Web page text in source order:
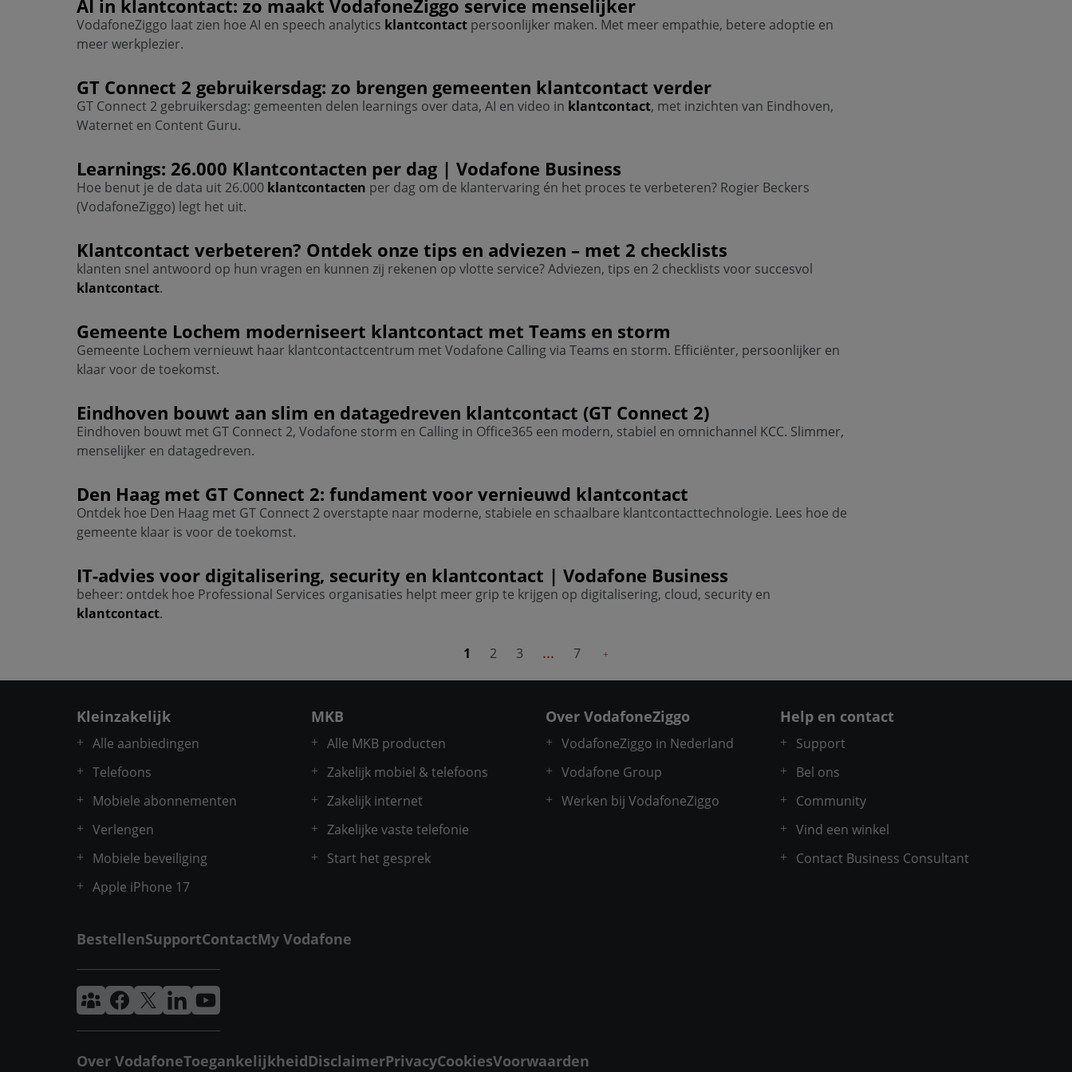
AI in klantcontact: zo maakt VodafoneZiggo service menselijker
VodafoneZiggo laat zien hoe AI en speech analytics klantcontact persoonlijker maken. Met meer empathie, betere adoptie en
meer werkplezier.
GT Connect 2 gebruikersdag: zo brengen gemeenten klantcontact verder
GT Connect 2 gebruikersdag: gemeenten delen learnings over data, AI en video in klantcontact, met inzichten van Eindhoven,
Waternet en Content Guru.
Learnings: 26.000 Klantcontacten per dag | Vodafone Business
Hoe benut je de data uit 26.000 klantcontacten per dag om de klantervaring én het proces te verbeteren? Rogier Beckers
(VodafoneZiggo) legt het uit.
Klantcontact verbeteren? Ontdek onze tips en adviezen – met 2 checklists
klanten snel antwoord op hun vragen en kunnen zij rekenen op vlotte service? Adviezen, tips en 2 checklists voor succesvol
klantcontact.
Gemeente Lochem moderniseert klantcontact met Teams en storm
Gemeente Lochem vernieuwt haar klantcontactcentrum met Vodafone Calling via Teams en storm. Efficiënter, persoonlijker en
klaar voor de toekomst.
Eindhoven bouwt aan slim en datagedreven klantcontact (GT Connect 2)
Eindhoven bouwt met GT Connect 2, Vodafone storm en Calling in Office365 een modern, stabiel en omnichannel KCC. Slimmer,
menselijker en datagedreven.
Den Haag met GT Connect 2: fundament voor vernieuwd klantcontact
Ontdek hoe Den Haag met GT Connect 2 overstapte naar moderne, stabiele en schaalbare klantcontacttechnologie. Lees hoe de
gemeente klaar is voor de toekomst.
IT-advies voor digitalisering, security en klantcontact | Vodafone Business
beheer: ontdek hoe Professional Services organisaties helpt meer grip te krijgen op digitalisering, cloud, security en
klantcontact.
1 2 3 ... 7
Kleinzakelijk
Alle aanbiedingen
Telefoons
Mobiele abonnementen
Verlengen
Mobiele beveiliging
Apple iPhone 17
MKB
Alle MKB producten
Zakelijk mobiel & telefoons
Zakelijk internet
Zakelijke vaste telefonie
Start het gesprek
Over VodafoneZiggo
VodafoneZiggo in Nederland
Vodafone Group
Werken bij VodafoneZiggo
Help en contact
Support
Bel ons
Community
Vind een winkel
Contact Business Consultant
BestellenSupportContactMy Vodafone
Vodafone & Ziggo Community
Vodafone Facebook
Vodafone XVodafoneZiggo LinkedIn
Vodafone YouTube
Over VodafoneToegankelijkheidDisclaimerPrivacyCookiesVoorwaarden